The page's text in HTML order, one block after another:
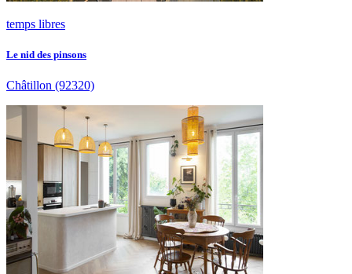
temps libres
Le nid des pinsons
Châtillon (92320)